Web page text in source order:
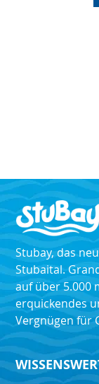
Stubay, das
Stubaital.
auf über 5.000
erquickendes
Vergnügen für